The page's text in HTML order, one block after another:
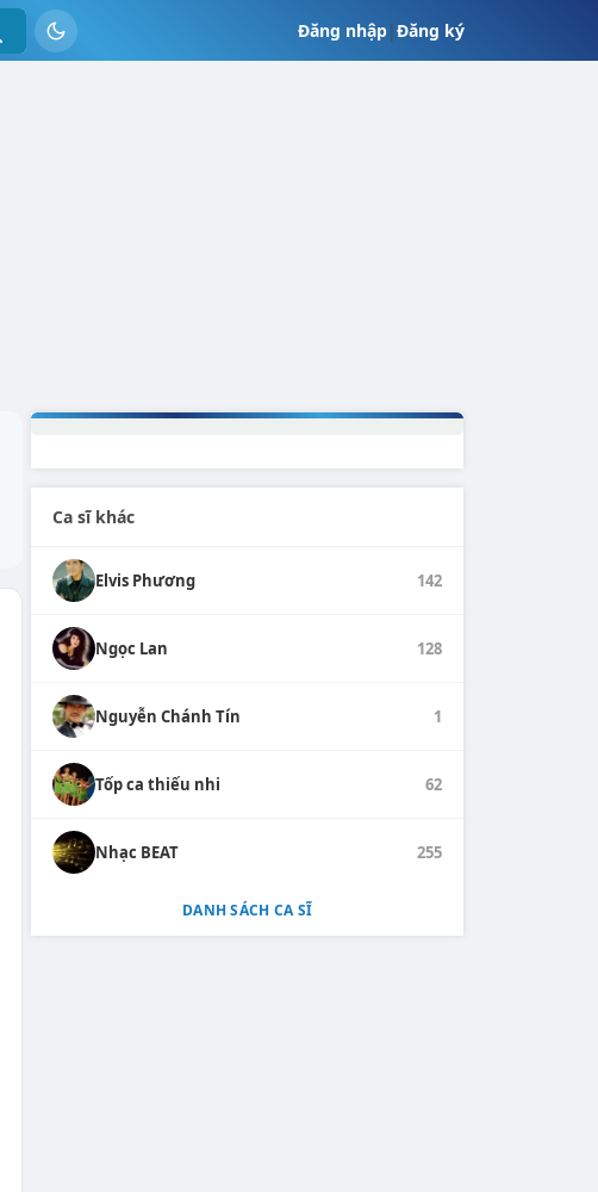
Đăng nhập|Đăng ký
Ca sĩ khác
Elvis Phương 142
Ngọc Lan 128
Nguyễn Chánh Tín 1
Tốp ca thiếu nhi 62
Nhạc BEAT 255
DANH SÁCH CA SĨ